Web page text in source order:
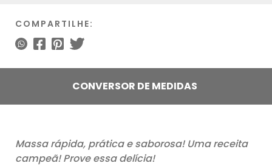
COMPARTILHE:
CONVERSOR DE MEDIDAS
Massa rápida, prática e saborosa! Uma receita
campeã! Prove essa delícia!